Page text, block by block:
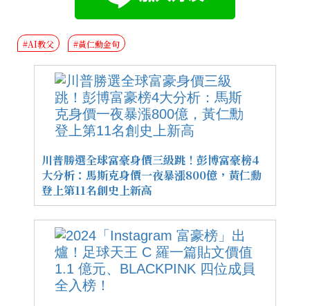
#AI教父 #黃仁勳金句
川普勝選全球富豪身價三級跳！彭博富豪榜4
大分析：馬斯克身價一夜暴漲800億，黃仁勳
登上第11名創史上新高